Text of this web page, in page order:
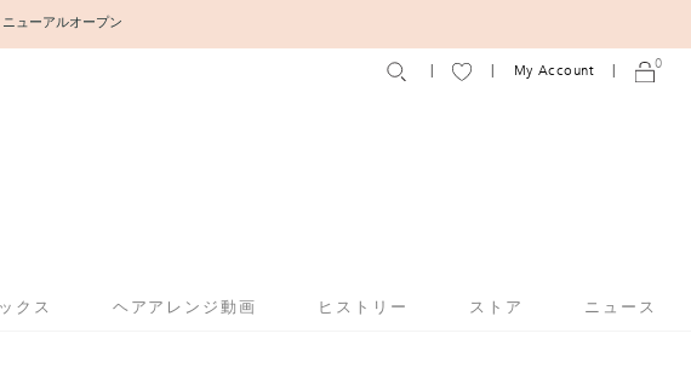
クス ヘアアレンジ動画 ヒストリー ストア ニュース
My Account 0